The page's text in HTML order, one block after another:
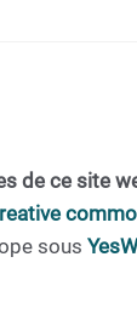
de ce site
sous